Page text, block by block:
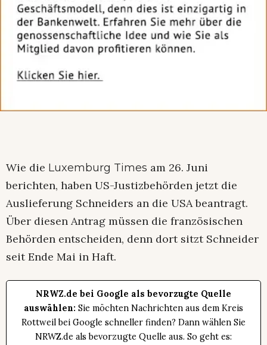
Wie die Luxemburg Times am 26. Juni
berichten, haben US-Justizbehörden jetzt die
Auslieferung Schneiders an die USA beantragt.
Über diesen Antrag müssen die französischen
Behörden entscheiden, denn dort sitzt Schneider
seit Ende Mai in Haft.
NRWZ.de bei Google als bevorzugte Quelle
auswählen: Sie möchten Nachrichten aus dem Kreis
Rottweil bei Google schneller finden? Dann wählen Sie
NRWZ.de als bevorzugte Quelle aus. So geht es: